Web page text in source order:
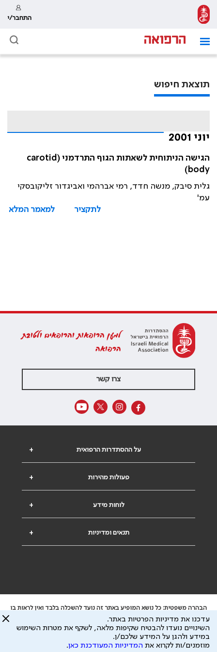
התחבר/י
תוצאת חיפוש
יוני 2001
הגישה הניתוחית לשאתות הגוף התרדמני (carotid
body)
גלית סיבק, מנשה חדד, רמי אברהמי ואביגדור זליקובסקי
עמ'
לתקציר
למאמר המלא
למען הרופאות והרופאים ולטובת
הרפואה
צרו קשר
+ על ההסתדרות הרפואית
+ פעולות מהירות
+ לוחות מידע
+ תנאים ומדיניות
הבהרה משפטית: כל נושא המופיע באתר זה נועד להשכלה בלבד ואין לראות בו
ייעוץ רפואי או משפטי. אין הר"י אחראית לתוכן המתפרסם באתר זה ולכל נזק
שעלול להיגרם.
ידוע לי שהר"י אוספת ושומרת מידע אישי לצורך מתן השרות וכי חלק ממנו עשוי
להיות מועבר לצדדים שלישיים, הכל בכפוף למדיניות הפרטיות
עדכנו את מדיניות הפרטיות באתר.
השינויים נועדו להבטיח שקיפות מלאה, לשקף את מטרות השימוש
במידע ולהגן על המידע שלכם/ן.
מוזמנים/ות לקרוא את המדיניות המעודכנת כאן.